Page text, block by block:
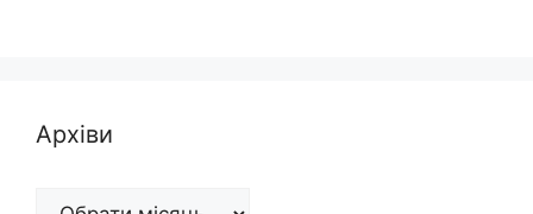
Архіви
Архіви